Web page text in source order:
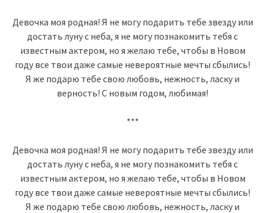
Девочка моя родная! Я не могу подарить тебе звезду или
достать луну с неба, я не могу познакомить тебя с
известным актером, но я желаю тебе, чтобы в Новом
году все твои даже самые невероятные мечты сбылись!
Я же подарю тебе свою любовь, нежность, ласку и
верность! С новым годом, любимая!
***
Девочка моя родная! Я не могу подарить тебе звезду или
достать луну с неба, я не могу познакомить тебя с
известным актером, но я желаю тебе, чтобы в Новом
году все твои даже самые невероятные мечты сбылись!
Я же подарю тебе свою любовь, нежность, ласку и